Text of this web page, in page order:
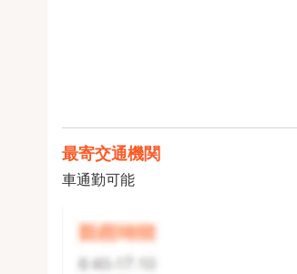
最寄交通機関
車通勤可能